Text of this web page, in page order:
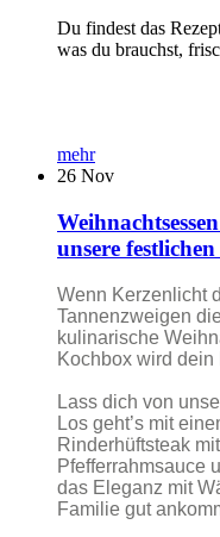
Du findest das
was du brauchst,
mehr
26 Nov
unsere festlichen
Wenn Kerzenlicht
Tannenzweigen
kulinarische
Kochbox wird
Lass dich von
Los geht’s mit
Rinderhüftsteak
Pfefferrahmsauce
das Eleganz mit
Familie gut